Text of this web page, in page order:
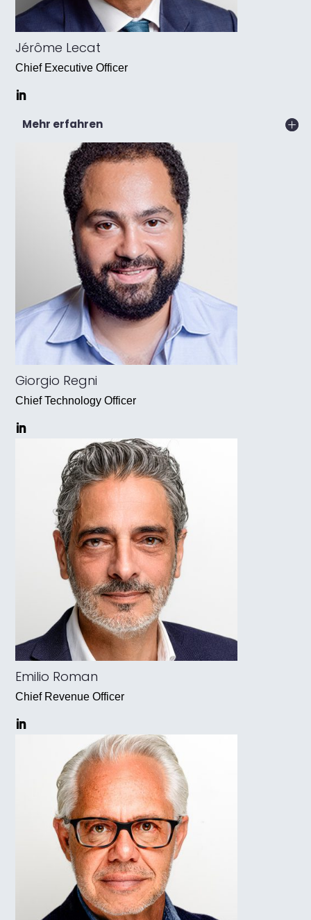
Jérôme Lecat
Chief Executive Officer
Mehr erfahren
Giorgio Regni
Chief Technology Officer
Emilio Roman
Chief Revenue Officer